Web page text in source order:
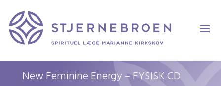
New Feminine Energy – FYSISK CD